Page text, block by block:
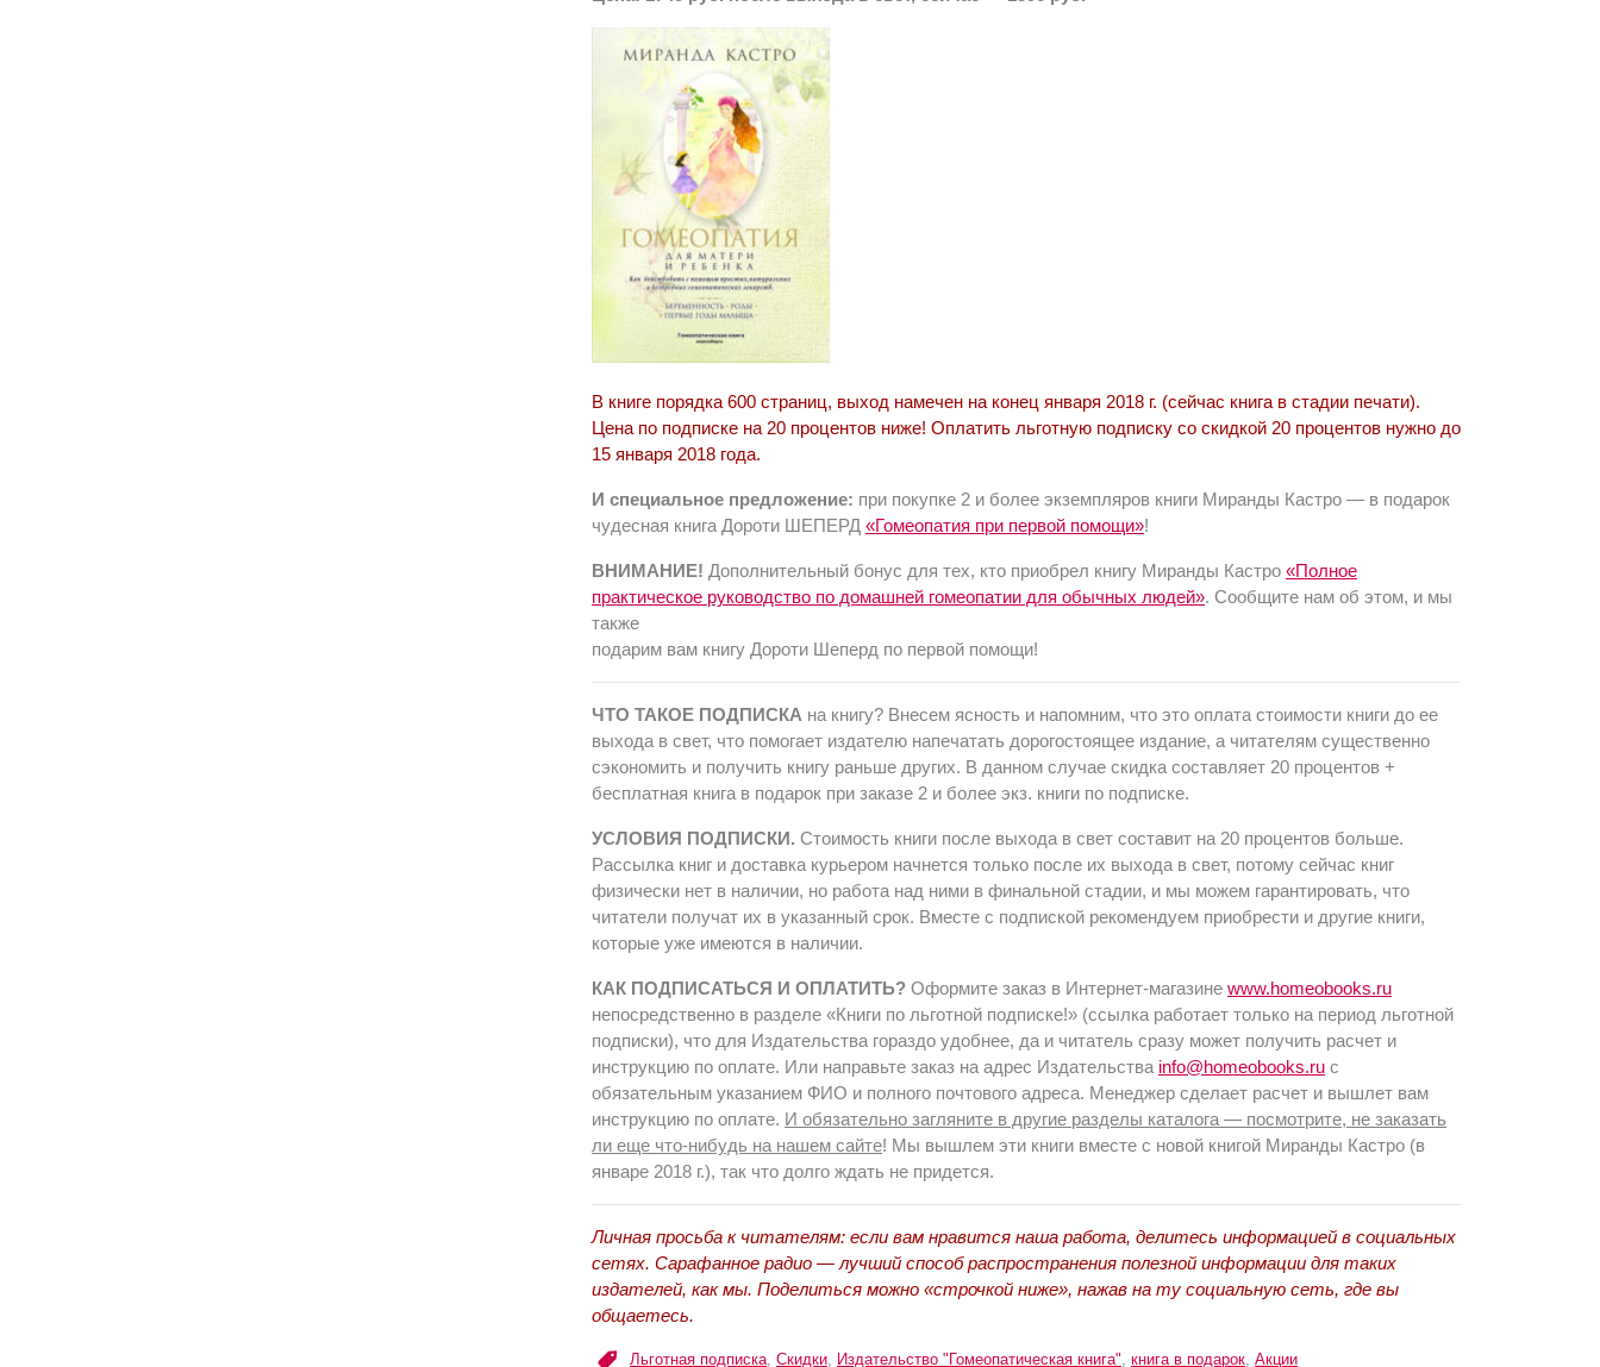
В книге порядка 600 страниц, выход намечен на конец января 2018 г. (сейчас книга в стадии печати).
Цена по подписке на 20 процентов ниже! Оплатить льготную подписку со скидкой 20 процентов нужно до
15 января 2018 года.
И специальное предложение: при покупке 2 и более экземпляров книги Миранды Кастро — в подарок
чудесная книга Дороти ШЕПЕРД «Гомеопатия при первой помощи»!
ВНИМАНИЕ! Дополнительный бонус для тех, кто приобрел книгу Миранды Кастро «Полное
практическое руководство по домашней гомеопатии для обычных людей». Сообщите нам об этом, и мы
также
подарим вам книгу Дороти Шеперд по первой помощи!
ЧТО ТАКОЕ ПОДПИСКА на книгу? Внесем ясность и напомним, что это оплата стоимости книги до ее
выхода в свет, что помогает издателю напечатать дорогостоящее издание, а читателям существенно
сэкономить и получить книгу раньше других. В данном случае скидка составляет 20 процентов +
бесплатная книга в подарок при заказе 2 и более экз. книги по подписке.
УСЛОВИЯ ПОДПИСКИ. Стоимость книги после выхода в свет составит на 20 процентов больше.
Рассылка книг и доставка курьером начнется только после их выхода в свет, потому сейчас книг
физически нет в наличии, но работа над ними в финальной стадии, и мы можем гарантировать, что
читатели получат их в указанный срок. Вместе с подпиской рекомендуем приобрести и другие книги,
которые уже имеются в наличии.
КАК ПОДПИСАТЬСЯ И ОПЛАТИТЬ? Оформите заказ в Интернет-магазине www.homeobooks.ru
непосредственно в разделе «Книги по льготной подписке!» (ссылка работает только на период льготной
подписки), что для Издательства гораздо удобнее, да и читатель сразу может получить расчет и
инструкцию по оплате. Или направьте заказ на адрес Издательства info@homeobooks.ru с
обязательным указанием ФИО и полного почтового адреса. Менеджер сделает расчет и вышлет вам
инструкцию по оплате. И обязательно загляните в другие разделы каталога — посмотрите, не заказать
ли еще что-нибудь на нашем сайте! Мы вышлем эти книги вместе с новой книгой Миранды Кастро (в
январе 2018 г.), так что долго ждать не придется.
Личная просьба к читателям: если вам нравится наша работа, делитесь информацией в социальных
сетях. Сарафанное радио — лучший способ распространения полезной информации для таких
издателей, как мы. Поделиться можно «строчкой ниже», нажав на ту социальную сеть, где вы
общаетесь.
Льготная подписка, Скидки, Издательство "Гомеопатическая книга", книга в подарок, Акции